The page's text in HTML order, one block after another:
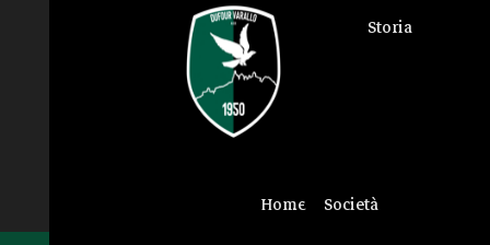
Storia
Home Società